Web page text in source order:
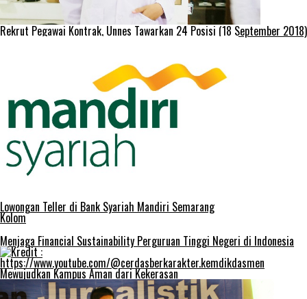
Rekrut Pegawai Kontrak, Unnes Tawarkan 24 Posisi (18 September 2018)
Lowongan Teller di Bank Syariah Mandiri Semarang
Kolom
Menjaga Financial Sustainability Perguruan Tinggi Negeri di Indonesia
Mewujudkan Kampus Aman dari Kekerasan